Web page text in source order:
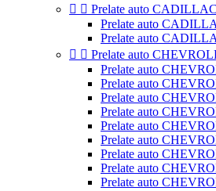
  Prelate auto CADILLAC
Prelate auto
Prelate auto
  Prelate auto
Prelate auto
Prelate auto
Prelate auto
Prelate auto
Prelate auto
Prelate auto
Prelate auto
Prelate auto
Prelate auto